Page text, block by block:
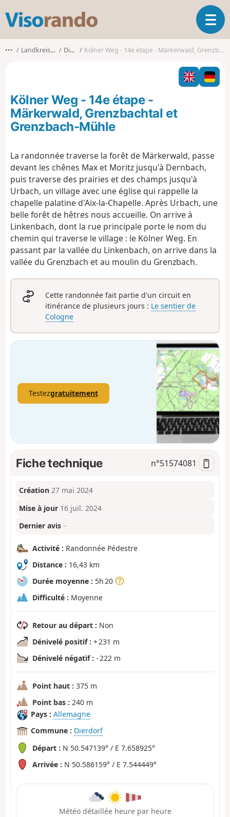
s
o
o
O
u
i
r
l
g
n
••• Landkreis Neuwied Dierdorf Kölner Weg - 14e étape - Märkerwald, Grenzbachtal et Grenzbach-Mühle
Kölner Weg - 14e étape -
Märkerwald, Grenzbachtal et
Grenzbach-Mühle
La randonnée traverse la forêt de Märkerwald, passe
devant les chênes Max et Moritz jusqu'à Dernbach,
puis traverse des prairies et des champs jusqu'à
Urbach, un village avec une église qui rappelle la
chapelle palatine d'Aix-la-Chapelle. Après Urbach, une
belle forêt de hêtres nous accueille. On arrive à
Linkenbach, dont la rue principale porte le nom du
chemin qui traverse le village : le Kölner Weg. En
passant par la vallée du Linkenbach, on arrive dans la
vallée du Grenzbach et au moulin du Grenzbach.
Cette randonnée fait partie d'un circuit en
itinérance de plusieurs jours : Le sentier de
Cologne
Testezgratuitement
Fiche technique n°51574081
Création 27 mai 2024
Mise à jour 16 juil. 2024
Dernier avis –
Activité : Randonnée Pédestre
Distance : 16,43 km
Durée moyenne : 5h 20
Difficulté : Moyenne
Retour au départ : Non
Dénivelé positif : + 231 m
Dénivelé négatif : - 222 m
Point haut : 375 m
Point bas : 240 m
Pays : Allemagne
Commune : Dierdorf
Départ : N 50.547139° / E 7.658925°
Arrivée : N 50.586159° / E 7.544449°
Météo détaillée heure par heure